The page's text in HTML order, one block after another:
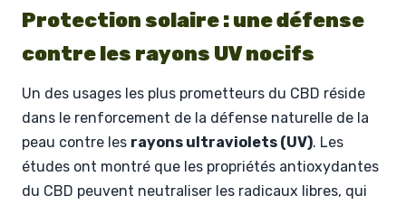
Protection solaire : une défense
contre les rayons UV nocifs
Un des usages les plus prometteurs du CBD réside
dans le renforcement de la défense naturelle de la
peau contre les rayons ultraviolets (UV). Les
études ont montré que les propriétés antioxydantes
du CBD peuvent neutraliser les radicaux libres, qui